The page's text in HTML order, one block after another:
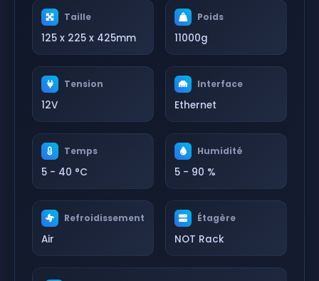
Taille
125 x 225 x 425mm
Poids
11000g
Tension
12V
Interface
Ethernet
Temps
5 - 40 °C
Humidité
5 - 90 %
Refroidissement
Air
Étagère
NOT Rack